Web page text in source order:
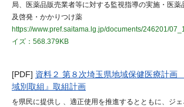
局、医薬品販売業者等に対する監視指導の実施・医
及啓発・かかりつけ薬
https://www.pref.saitama.lg.jp/documents/246201/
イズ：568.379KB
[PDF] 資料２ 第８次埼玉県地域保健医療計画
域別取組』取組計画
を県民に提供し 、適正使用を推進するとともに、ジ